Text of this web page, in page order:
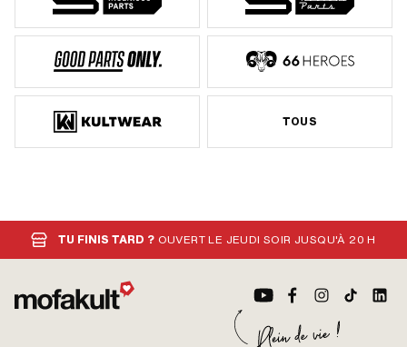
TOUS
TU FINIS TARD ? OUVERT LE JEUDI SOIR JUSQU'À 20 H